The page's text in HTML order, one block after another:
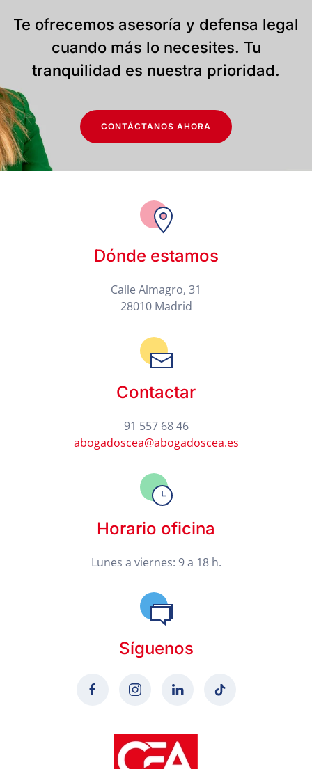
Te ofrecemos asesoría y defensa legal
cuando más lo necesites. Tu
tranquilidad es nuestra prioridad.
CONTÁCTANOS AHORA
Dónde estamos
Calle Almagro, 31
28010 Madrid
Contactar
91 557 68 46
abogadoscea@abogadoscea.es
Horario oficina
Lunes a viernes: 9 a 18 h.
Síguenos